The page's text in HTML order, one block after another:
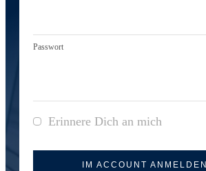
Passwort
Erinnere Dich an mich
IM ACCOUNT ANMELDEN